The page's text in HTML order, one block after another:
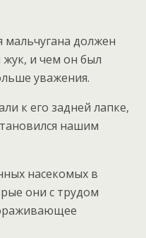
должен
и чем он был
уважения.
к его задней лапке,
нашим
насекомых в
они с трудом